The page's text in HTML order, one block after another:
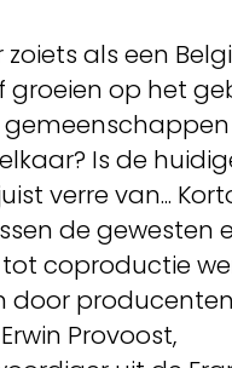
als een
groeien op het
Is de
verre van...
de gewesten
coproductie
door
Provoost,